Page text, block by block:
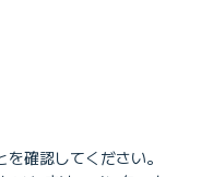
確認してください。